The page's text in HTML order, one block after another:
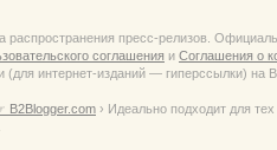
пресс-релизов.
соглашения и Соглашения о
интернет-изданий — гиперссылки) на
› Идеально подходит для